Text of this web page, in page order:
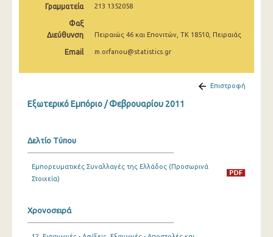
Δεκεμβρίου 2024
Σεπτεμβρίου 2024
Ιουνίου 2024
Απριλίου 2024
Γραμματεία 213 1352058
Φαξ
Διεύθυνση
Πειραιώς 46 και Επονιτών, ΤΚ 18510, Πειραιάς
Email m.orfanou@statistics.gr
Επιστροφή
Εξωτερικό Εμπόριο / Φεβρουαρίου 2011
Δελτίο Τύπου
Εμπορευματικές Συναλλαγές της Ελλάδος (Προσωρινά
Στοιχεία)
Χρονοσειρά